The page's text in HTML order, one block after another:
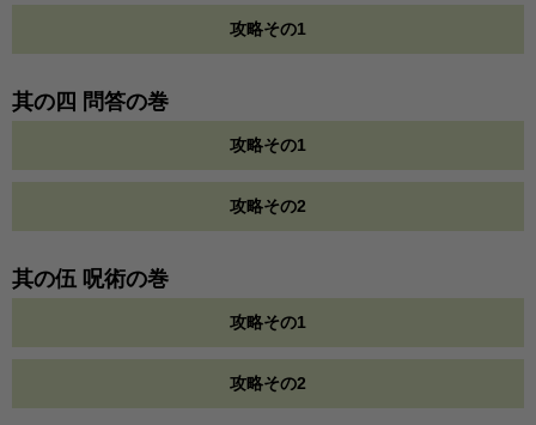
攻略その1
其の四 問答の巻
攻略その1
攻略その2
其の伍 呪術の巻
攻略その1
攻略その2